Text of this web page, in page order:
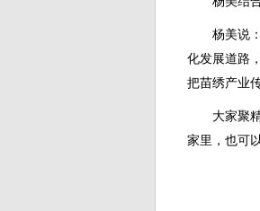
杨美说：“
化发展道路
把苗绣产业
大家聚精
家里，也可